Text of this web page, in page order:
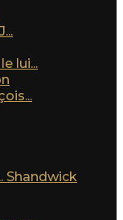
lui...
Shandwick